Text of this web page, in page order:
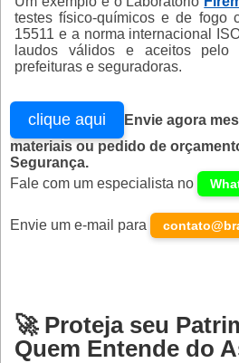
testes físico-químicos e de fogo
15511 e a norma internacional
laudos válidos e aceitos pelo
prefeituras e seguradoras.
clique aqui
Envie agora
materiais ou pedido de
Segurança.
Fale com um especialista no
Envie um e-mail para
🚀 Proteja seu
Quem Entende do